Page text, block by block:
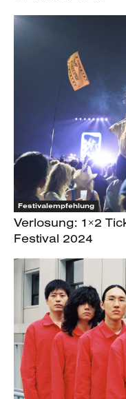
Festivalempfehlung
Verlosung: 1×2
Festival 2024